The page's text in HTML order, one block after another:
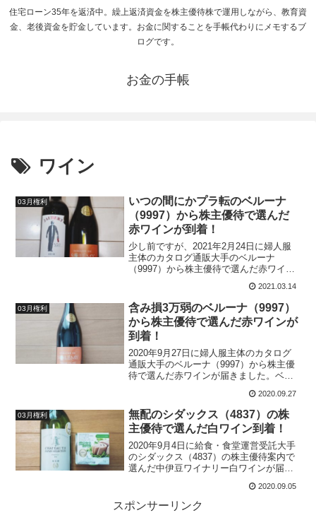
住宅ローン35年を返済中。繰上返済資金を株主優待株で運用しながら、教育資
金、老後資金を貯金しています。お金に関することを手帳代わりにメモするブ
ログです。
お金の手帳
ワイン
03月権利
いつの間にかプラ転のベルーナ
（9997）から株主優待で選んだ
赤ワインが到着！
少し前ですが、2021年2月24日に婦人服
主体のカタログ通販大手のベルーナ
（9997）から株主優待で選んだ赤ワイン
が届きました。ベルーナの株主優待は、
年2回ワインがもらえる貴重なワイン銘柄
として継続保有中でしたが、長らく塩漬
けが続いていました。300円台まで下落し
た株価は、2021年3月12日現在で年初来
高値の1,266円まで上昇し、私の含み損も
ようやくなくなりました。今回届いた赤
ワインは妻分と合わせて2名義分ですが、
種類が違いのも嬉しいですね。
2021.03.14
03月権利
含み損3万弱のベルーナ（9997）
から株主優待で選んだ赤ワインが
到着！
2020年9月27日に婦人服主体のカタログ
通販大手のベルーナ（9997）から株主優
待で選んだ赤ワインが届きました。ベル
える貴重なワイン銘柄として継続保有中
です。巣ごもり需要でワインや食品を軸
に好調のようで、300円台まで下落した株
価は一時1,000円超となりました。2020年
9月27日現在のベルーナの株価は、900円
台で推移しています。
2020.09.27
03月権利
無配のシダックス（4837）の株
主優待で選んだ白ワイン到着！
2020年9月4日に給食・食堂運営受託大手
のシダックス（4837）の株主優待案内で
選んだ中伊豆ワイナリー白ワインが届き
更になってから毎回白ワインを選んでい
ますが、今回は苦手な甘口ワインでし
た。キンキンに冷やして飲んでみたいと
2020.09.05
スポンサーリンク